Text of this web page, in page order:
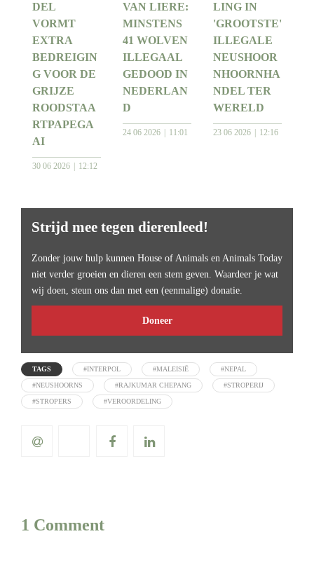
DEL
VORMT
EXTRA
BEDREIGIN
G VOOR DE
GRIJZE
ROODSTAA
RTPAPEGA
AI
30 06 2026 12:12
VAN LIERE:
MINSTENS
41 WOLVEN
ILLEGAAL
GEDOOD IN
NEDERLAN
D
24 06 2026 11:01
LING IN
'GROOTSTE'
ILLEGALE
NEUSHOOR
NHOORNHA
NDEL TER
WERELD
23 06 2026 12:16
Strijd mee tegen dierenleed!
Zonder jouw hulp kunnen House of Animals en Animals Today
niet verder groeien en dieren een stem geven. Waardeer je wat
wij doen, steun ons dan met een (eenmalige) donatie.
Doneer
TAGS #INTERPOL #MALEISIË #NEPAL
#NEUSHOORNS #RAJKUMAR CHEPANG #STROPERIJ
#STROPERS #VEROORDELING
1 Comment